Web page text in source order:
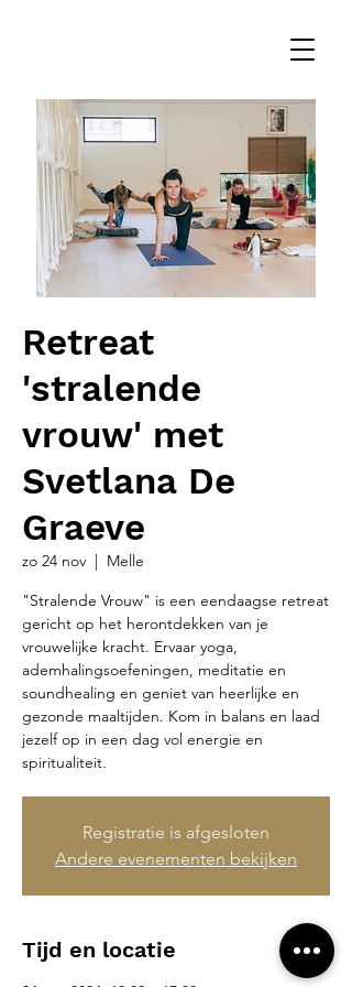
Retreat
'stralende
vrouw' met
Svetlana De
Graeve
zo 24 nov
  |
Melle
"Stralende Vrouw" is een eendaagse retreat
gericht op het herontdekken van je
vrouwelijke kracht. Ervaar yoga,
ademhalingsoefeningen, meditatie en
soundhealing en geniet van heerlijke en
gezonde maaltijden. Kom in balans en laad
jezelf op in een dag vol energie en
spiritualiteit.
Registratie is afgesloten
Andere evenementen bekijken
Tijd en locatie